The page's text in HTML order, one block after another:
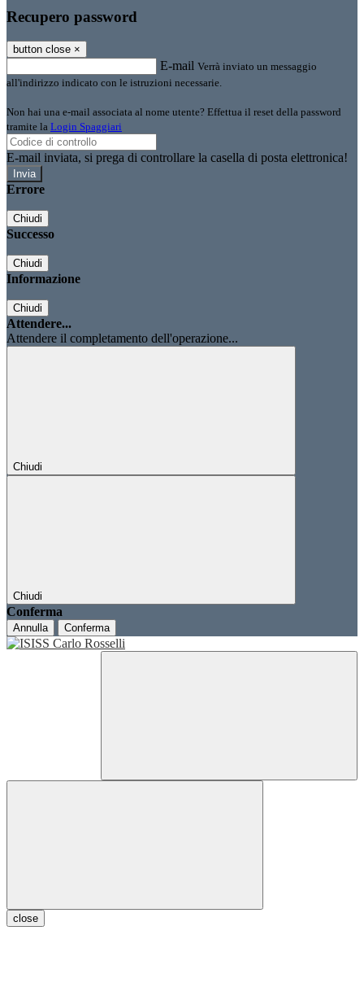
Recupero password
button close ×
E-mail Verrà inviato un messaggio
all'indirizzo indicato con le istruzioni necessarie.
Non hai una e-mail associata al nome utente? Effettua il reset della password
tramite la Login Spaggiari
E-mail inviata, si prega di controllare la casella di posta elettronica!
Errore
Chiudi
Successo
Chiudi
Informazione
Chiudi
Attendere...
Attendere il completamento dell'operazione...
Chiudi
Chiudi
Conferma
Annulla Conferma
close